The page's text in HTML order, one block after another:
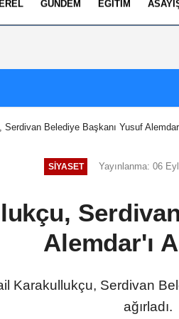
GÜNDEM EĞITIM
Belediye Başkanı Yusuf
SIYASET Yayınlanma: 06
Alemdar'ı
Karakullukçu, Serdivan
ağırladı.